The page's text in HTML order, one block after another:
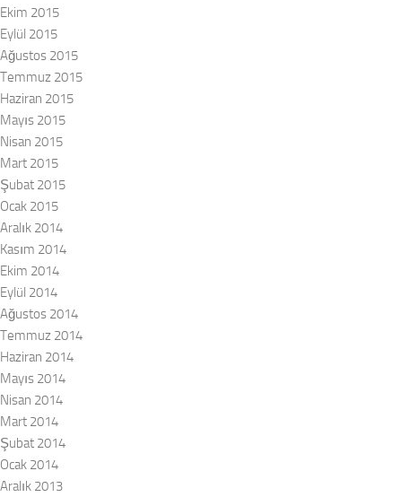
Ekim 2015
Eylül 2015
Ağustos 2015
Temmuz 2015
Haziran 2015
Mayıs 2015
Nisan 2015
Mart 2015
Şubat 2015
Ocak 2015
Aralık 2014
Kasım 2014
Ekim 2014
Eylül 2014
Ağustos 2014
Temmuz 2014
Haziran 2014
Mayıs 2014
Nisan 2014
Mart 2014
Şubat 2014
Ocak 2014
Aralık 2013